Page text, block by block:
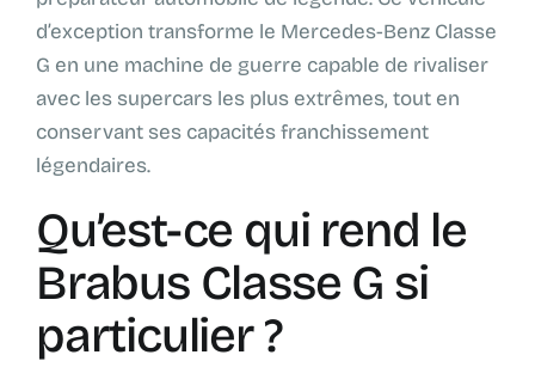
d’exception transforme le Mercedes-Benz Classe
G en une machine de guerre capable de rivaliser
avec les supercars les plus extrêmes, tout en
conservant ses capacités franchissement
légendaires.
Qu’est-ce qui rend le
Brabus Classe G si
particulier ?